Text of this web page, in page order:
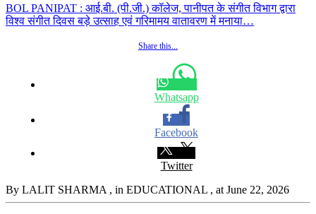
BOL PANIPAT : आई.बी. (पी.जी.) कॉलेज, पानीपत के संगीत विभाग द्वारा
विश्व संगीत दिवस बड़े उत्साह एवं गरिमामय वातावरण में मनाया…
Share this...
Whatsapp
Facebook
Twitter
By LALIT SHARMA , in EDUCATIONAL , at June 22, 2026